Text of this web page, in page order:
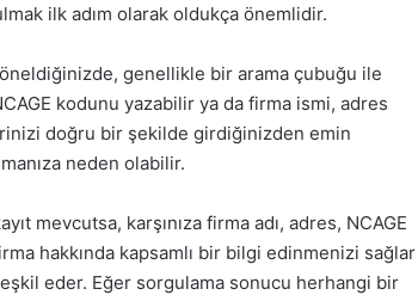
ilk adım olarak oldukça önemlidir.
genellikle bir arama çubuğu ile
kodunu yazabilir ya da firma ismi, adres
doğru bir şekilde girdiğinizden emin
neden olabilir.
mevcutsa, karşınıza firma adı, adres, NCAGE
hakkında kapsamlı bir bilgi edinmenizi sağlar
eder. Eğer sorgulama sonucu herhangi bir